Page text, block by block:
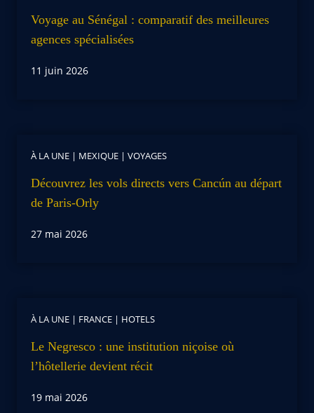
Voyage au Sénégal : comparatif des meilleures
agences spécialisées
11 juin 2026
À LA UNE | MEXIQUE | VOYAGES
Découvrez les vols directs vers Cancún au départ
de Paris-Orly
27 mai 2026
À LA UNE | FRANCE | HOTELS
Le Negresco : une institution niçoise où
l’hôtellerie devient récit
19 mai 2026